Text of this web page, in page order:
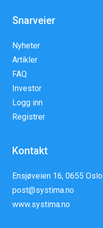
Snarveier
Nyheter
Artikler
FAQ
Investor
Logg inn
Registrer
Kontakt
Ensjøveien 16, 0655 Oslo
post@systima.no
www.systima.no